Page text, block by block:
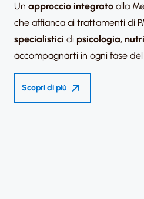
Un approccio integrato alla
che affianca ai trattamenti di
specialistici di psicologia,
accompagnarti in ogni fase
Scopri di più